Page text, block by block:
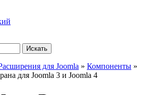
Искать
для Joomla » Компоненты »
для Joomla 3 и Joomla 4